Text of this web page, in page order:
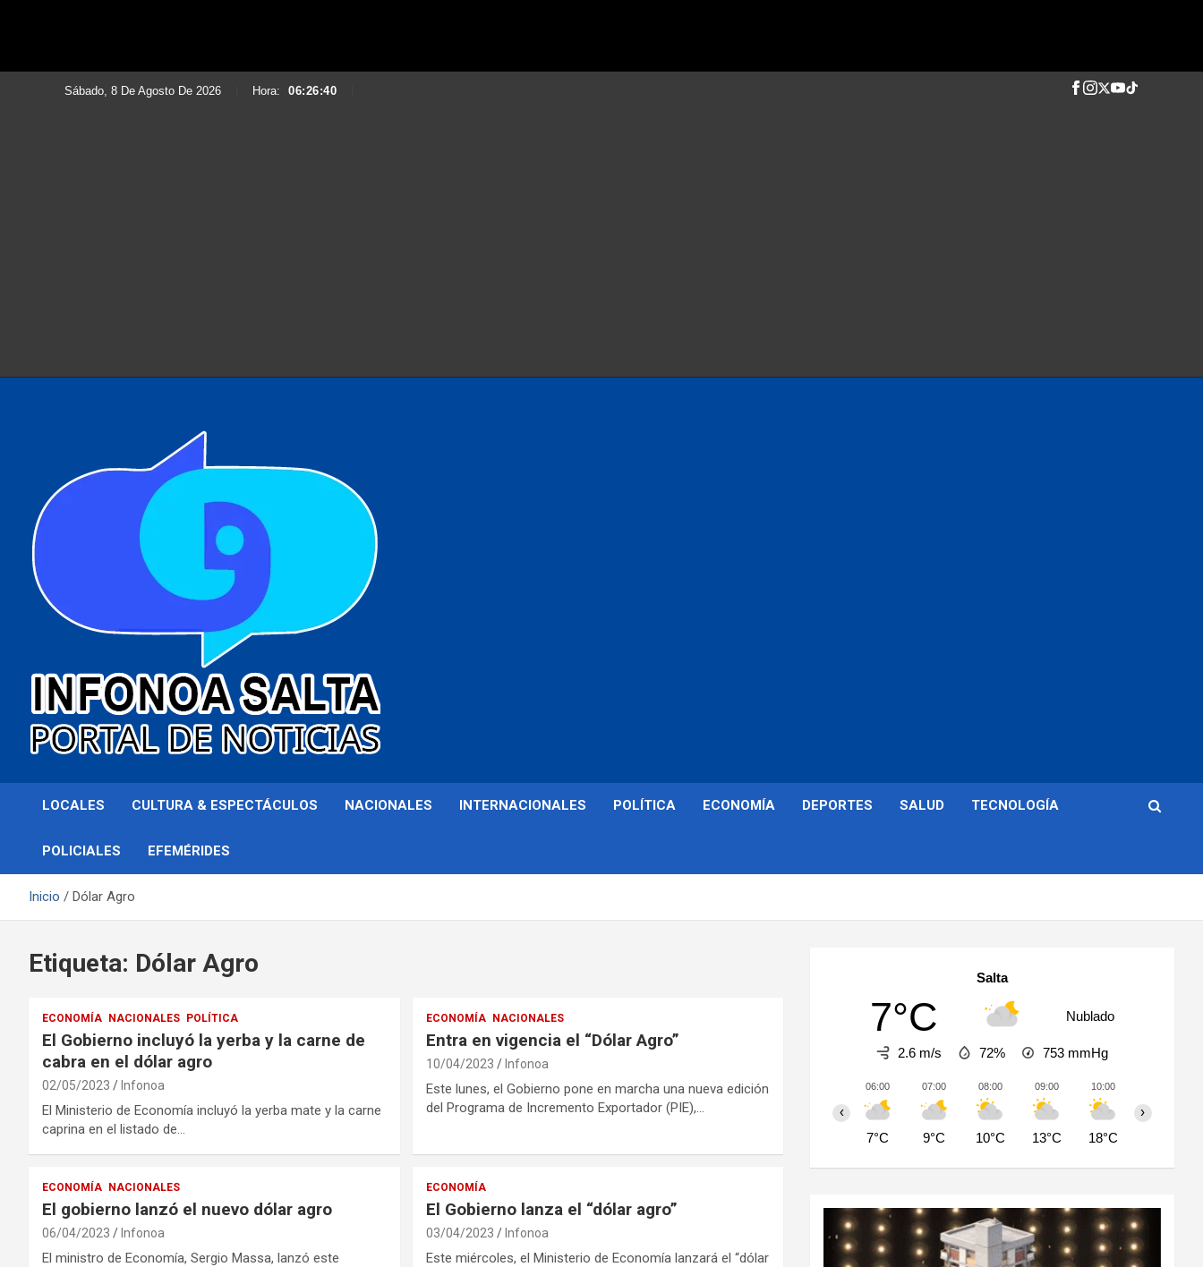
Sábado, 8 De Agosto De 2026 Hora: 06:26:42
Infonoa Salta
LOCALES CULTURA & ESPECTÁCULOS NACIONALES INTERNACIONALES POLÍTICA ECONOMÍA DEPORTES SALUD TECNOLOGÍA
POLICIALES EFEMÉRIDES
Inicio Dólar Agro
Etiqueta: Dólar Agro
ECONOMÍA NACIONALES POLÍTICA
El Gobierno incluyó la yerba y la carne de
cabra en el dólar agro
02/05/2023 Infonoa
El Ministerio de Economía incluyó la yerba mate y la carne
caprina en el listado de…
ECONOMÍA NACIONALES
Entra en vigencia el “Dólar Agro”
10/04/2023 Infonoa
Este lunes, el Gobierno pone en marcha una nueva edición
del Programa de Incremento Exportador (PIE),…
ECONOMÍA NACIONALES
El gobierno lanzó el nuevo dólar agro
06/04/2023 Infonoa
El ministro de Economía, Sergio Massa, lanzó este
ECONOMÍA
El Gobierno lanza el “dólar agro”
03/04/2023 Infonoa
Este miércoles, el Ministerio de Economía lanzará el “dólar
Salta
7°C Nublado
2.6 m/s 72% 753 mmHg
06:00
7°C
07:00
9°C
08:00
10°C
09:00
13°C
10:00
18°C
‹ ›